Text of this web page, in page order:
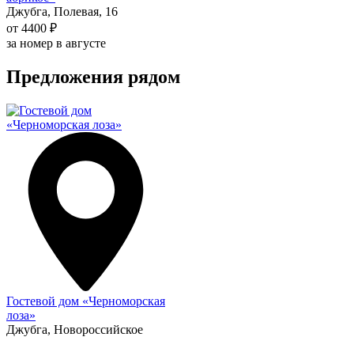
Джубга, Полевая, 16
от 4400 ₽
за номер в августе
Предложения рядом
Гостевой дом «Черноморская
лоза»
Джубга, Новороссийское